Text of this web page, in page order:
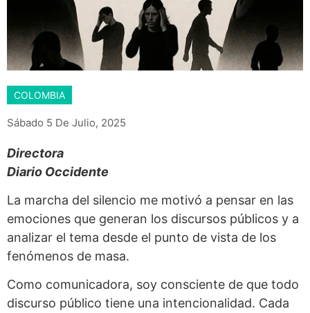
COLOMBIA
Sábado 5 De Julio, 2025
Directora
Diario Occidente
La marcha del silencio me motivó a pensar en las
emociones que generan los discursos públicos y a
analizar el tema desde el punto de vista de los
fenómenos de masa.
Como comunicadora, soy consciente de que todo
discurso público tiene una intencionalidad. Cada